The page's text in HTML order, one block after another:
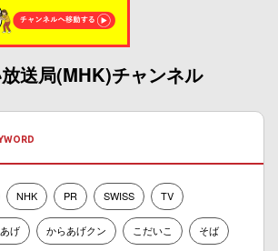
送局(MHK)チャンネル
NHK PR SWISS TV
げ からあげクン こだいこ そば